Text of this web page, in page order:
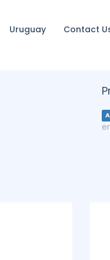
Uruguay Contact